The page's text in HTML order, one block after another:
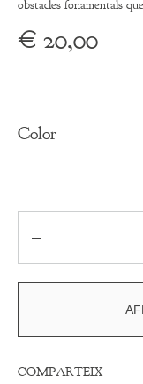
obstacles fonamentals
€ 20,00
Color
COMPARTEIX